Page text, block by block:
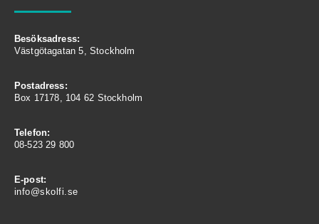
Besöksadress:
Västgötagatan 5, Stockholm
Postadress:
Box 17178, 104 62 Stockholm
Telefon:
08-523 29 800
E-post:
info@skolfi.se